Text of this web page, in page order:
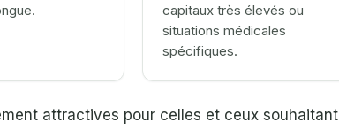
capitaux très élevés ou
situations médicales
spécifiques.
attractives pour celles et ceux souhaitant